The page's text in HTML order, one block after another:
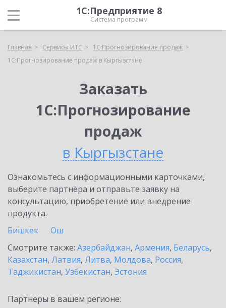
1С:Предприятие 8
Система программ
Главная Сервисы ИТС
1С:Прогнозирование продаж
1С:Прогнозирование продаж в Кыргызстане
Заказать
1С:Прогнозирование
продаж
в Кыргызстане
Ознакомьтесь с информационными карточками,
выберите партнёра и отправьте заявку на
консультацию, приобретение или внедрение
продукта.
Бишкек
Ош
Смотрите также: Азербайджан, Армения, Беларусь,
Казахстан, Латвия, Литва, Молдова, Россия,
Таджикистан, Узбекистан, Эстония
Партнеры в вашем регионе: